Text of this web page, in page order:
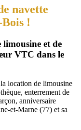
navette
!
et de
VTC dans le
location de limousine
enterrement de
anniversaire
et-Marne (77) et sa